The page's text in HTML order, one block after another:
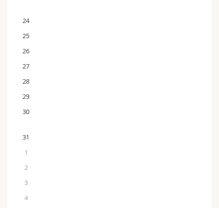
24
25
26
27
28
29
30
31
1
2
3
4